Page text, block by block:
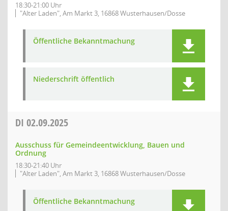
18:30-21:00 Uhr
"Alter Laden", Am Markt 3, 16868 Wusterhausen/Dosse
Öffentliche Bekanntmachung
Niederschrift öffentlich
DI 02.09.2025
Ausschuss für Gemeindeentwicklung, Bauen und
Ordnung
18:30-21:40 Uhr
"Alter Laden", Am Markt 3, 16868 Wusterhausen/Dosse
Öffentliche Bekanntmachung